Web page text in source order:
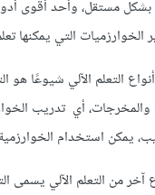
الخوارزميات التي يمكنها
التعلم الآلي شيوعًا
أي تدريب
يمكن استخدام
آخر من التعلم الآلي يسمى